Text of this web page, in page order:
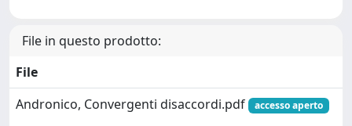
File in questo prodotto:
File
Andronico, Convergenti disaccordi.pdf
accesso aperto